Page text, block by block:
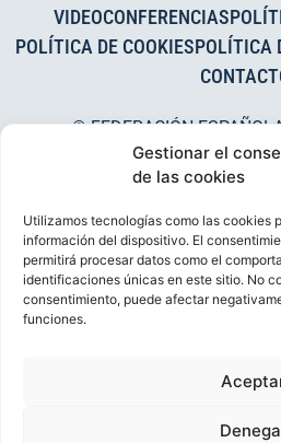
Gestionar el
de las cookies
Utilizamos tecnologías como las cookies
información del dispositivo. El
permitirá procesar datos como el
identificaciones únicas en este sitio. No
consentimiento, puede afectar
funciones.
VIDEOCONFERENCIAS
POLÍTICA DE COOKIESPOLÍTICA
© FEDERACIÓN
DESARROLLADO